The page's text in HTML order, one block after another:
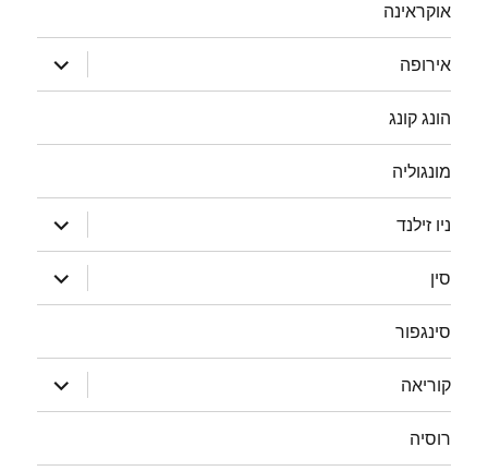
אוקראינה
אירופה
הצג
תפריט
הונג קונג
מונגוליה
ניו זילנד
הצג
תפריט
סין
הצג
תפריט
סינגפור
קוריאה
הצג
תפריט
רוסיה